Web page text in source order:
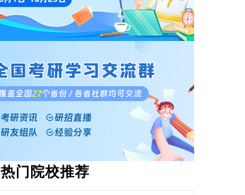
热门院校推荐